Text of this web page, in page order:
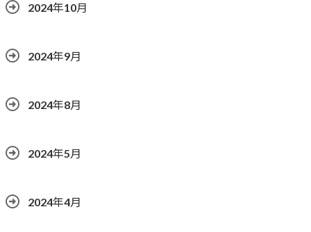
2024年10月
2024年9月
2024年8月
2024年5月
2024年4月